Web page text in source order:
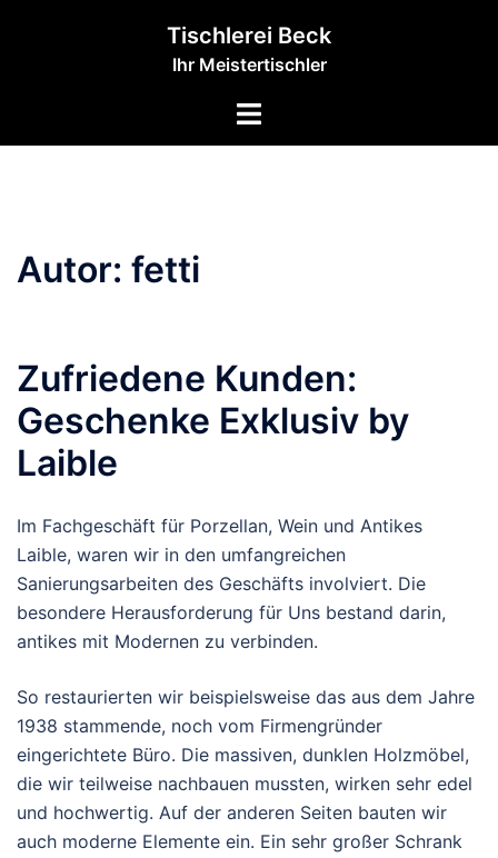
Tischlerei Beck
Ihr Meistertischler
Menü
Wir verschönern Ihr
Unternehmen!
Autor: fetti
Zufriedene Kunden:
Geschenke Exklusiv by
Laible
Im Fachgeschäft für Porzellan, Wein und Antikes
Laible, waren wir in den umfangreichen
Sanierungsarbeiten des Geschäfts involviert. Die
besondere Herausforderung für Uns bestand darin,
antikes mit Modernen zu verbinden.
So restaurierten wir beispielsweise das aus dem Jahre
1938 stammende, noch vom Firmengründer
eingerichtete Büro. Die massiven, dunklen Holzmöbel,
die wir teilweise nachbauen mussten, wirken sehr edel
und hochwertig. Auf der anderen Seiten bauten wir
auch moderne Elemente ein. Ein sehr großer Schrank